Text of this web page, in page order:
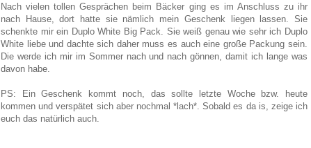
Nach vielen tollen Gesprächen beim Bäcker ging es im Anschluss zu ihr
nach Hause, dort hatte sie nämlich mein Geschenk liegen lassen. Sie
schenkte mir ein Duplo White Big Pack. Sie weiß genau wie sehr ich Duplo
White liebe und dachte sich daher muss es auch eine große Packung sein.
Die werde ich mir im Sommer nach und nach gönnen, damit ich lange was
davon habe.
PS: Ein Geschenk kommt noch, das sollte letzte Woche bzw. heute
kommen und verspätet sich aber nochmal *lach*. Sobald es da is, zeige ich
euch das natürlich auch.